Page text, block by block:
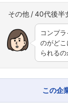
その他 40代後半
コンプ
のがど
られる
この企